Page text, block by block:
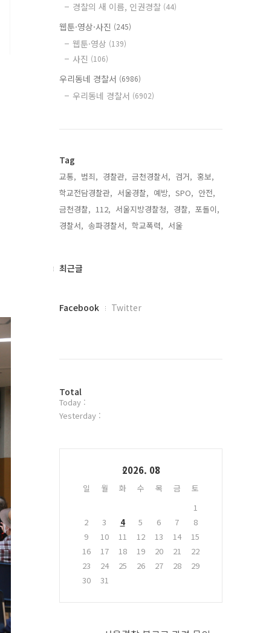
경찰의 새 이름, 인권경찰 (44)
웹툰·영상·사진 (245)
웹툰·영상 (139)
사진 (106)
우리동네 경찰서 (6986)
우리동네 경찰서 (6902)
Tag
교통, 범죄, 경찰관, 금천경찰서, 검거, 홍보,
학교전담경찰관, 서울경찰, 예방, SPO, 안전,
금천경찰, 112, 서울지방경찰청, 경찰, 포돌이,
경찰서, 송파경찰서, 학교폭력, 서울,
최
최근글
페
플
러
그
Facebook Twitter
방
문
자
Total
Today :
Yesterday :
2026. 08
일 월 화 수 목 금
토
1
2
3 4 5 6 7
8
9
10 11 12 13 14
15
16
17 18 19 20 21
22
23
24 25 26 27 28
29
30
31